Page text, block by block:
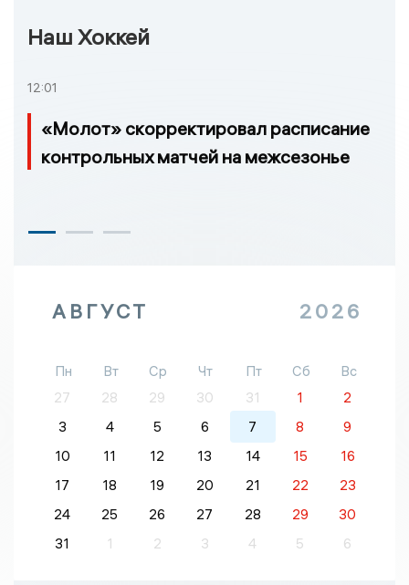
Наш Хоккей
12:01
«Молот» скорректировал расписание
контрольных матчей на межсезонье
АВГУСТ 2026
Пн Вт Ср Чт Пт Сб
Вс
27
28 29 30 31 1
2
3
4 5 6 7 8
9
10
11 12 13 14 15
16
17
18 19 20 21 22
23
24
25 26 27 28 29
30
31
1 2 3 4 5 6